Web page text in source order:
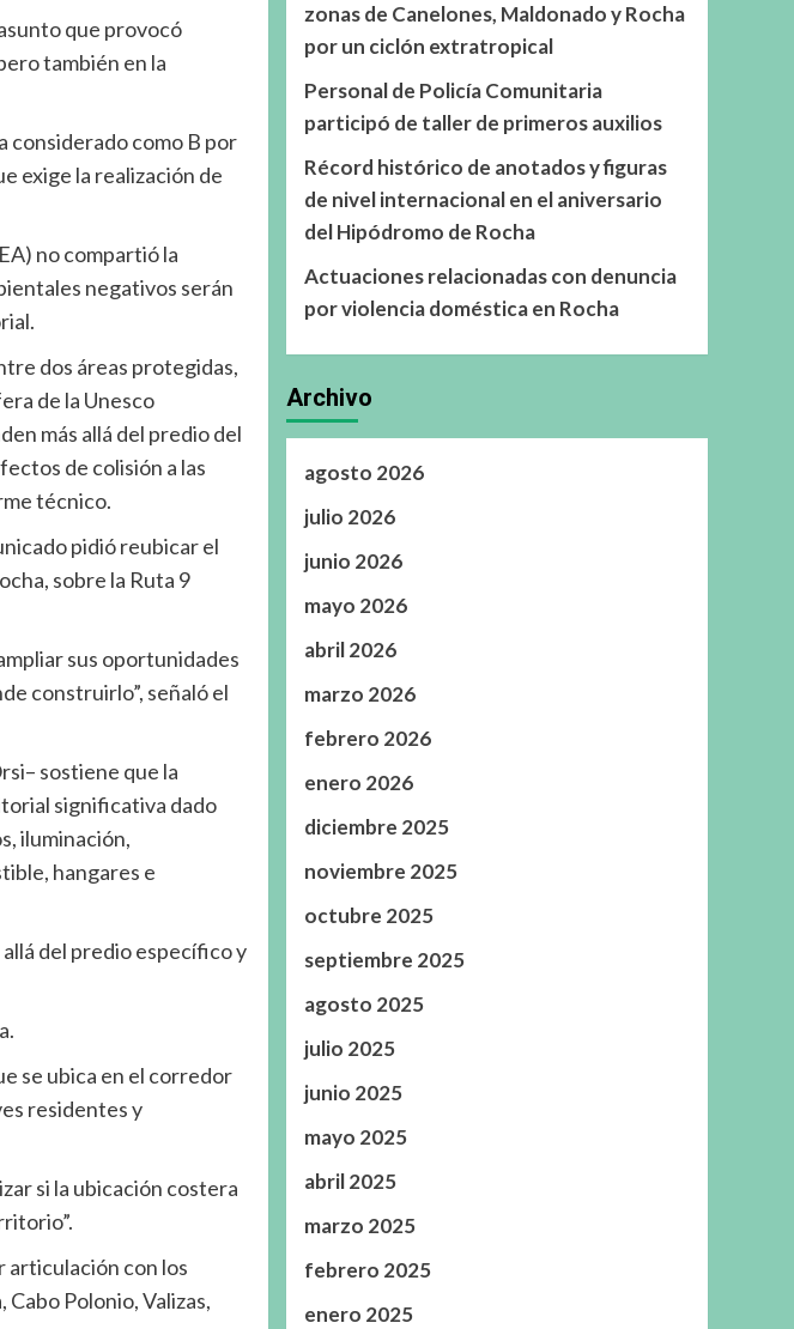
que provocó
también en la
considerado como B por
exige la realización de
no compartió la
negativos serán
dos áreas protegidas,
de la Unesco
más allá del predio del
de colisión a las
técnico.
pidió reubicar el
sobre la Ruta 9
sus oportunidades
construirlo”, señaló el
sostiene que la
significativa dado
iluminación,
hangares e
del predio específico y
se ubica en el corredor
residentes y
si la ubicación costera
articulación con los
Polonio, Valizas,
zonas de Canelones, Maldonado y Rocha
por un ciclón extratropical
Personal de Policía Comunitaria
participó de taller de primeros auxilios
Récord histórico de anotados y figuras
de nivel internacional en el aniversario
del Hipódromo de Rocha
Actuaciones relacionadas con denuncia
por violencia doméstica en Rocha
Archivo
agosto 2026
julio 2026
junio 2026
mayo 2026
abril 2026
marzo 2026
febrero 2026
enero 2026
diciembre 2025
noviembre 2025
octubre 2025
septiembre 2025
agosto 2025
julio 2025
junio 2025
mayo 2025
abril 2025
marzo 2025
febrero 2025
enero 2025